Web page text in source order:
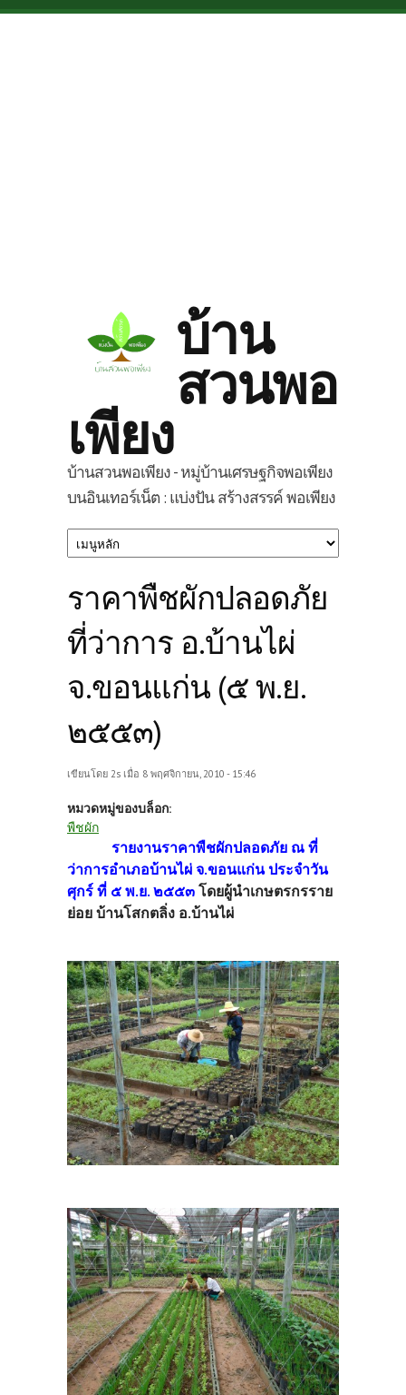
Skip to main content
บ้าน
สวนพอ
เพียง
บ้านสวนพอเพียง - หมู่บ้านเศรษฐกิจพอเพียง
บนอินเทอร์เน็ต : แบ่งปัน สร้างสรรค์ พอเพียง
ราคาพืชผักปลอดภัย
ที่ว่าการ อ.บ้านไผ่
จ.ขอนแก่น (๕ พ.ย.
๒๕๕๓)
เขียนโดย 2s เมื่อ 8 พฤศจิกายน, 2010 - 15:46
หมวดหมู่ของบล็อก:
พืชผัก
รายงานราคาพืชผักปลอดภัย ณ ที่
ว่าการอำเภอบ้านไผ่ จ.ขอนแก่น ประจำวัน
ศุกร์ ที่ ๕ พ.ย. ๒๕๕๓ โดยผู้นำเกษตรกรราย
ย่อย บ้านโสกตลิ่ง อ.บ้านไผ่